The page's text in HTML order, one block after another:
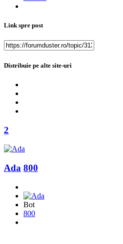
Link spre post
Distribuie pe alte site-uri
2
Ada 800
Bot
800